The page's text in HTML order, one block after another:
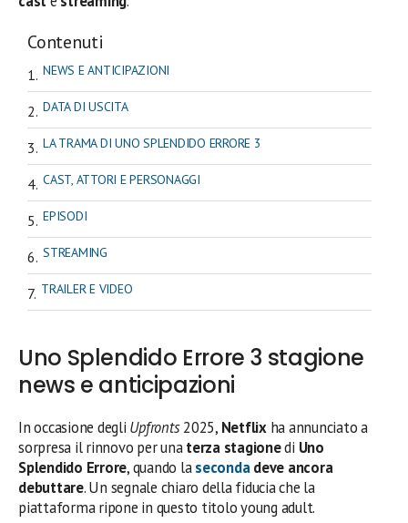
Contenuti
NEWS E ANTICIPAZIONI
DATA DI USCITA
LA TRAMA DI UNO SPLENDIDO ERRORE 3
CAST, ATTORI E PERSONAGGI
EPISODI
STREAMING
TRAILER E VIDEO
Uno Splendido Errore 3 stagione
news e anticipazioni
In occasione degli Upfronts2025, Netflixha annunciato a
sorpresa il rinnovo per unaterza stagionedi Uno
Splendido Errore, quando lasecondadeve ancora
debuttare. Un segnale chiaro della fiducia che la
piattaforma ripone in questo titolo young adult.